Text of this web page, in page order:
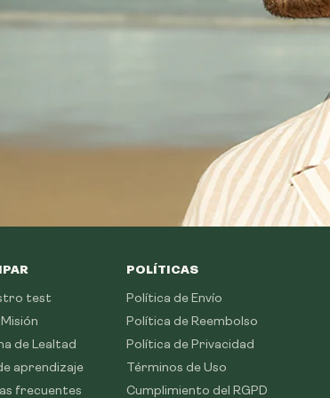
test
de Lealtad
aprendizaje
frecuentes
POLÍTICAS
Política de Envío
Política de Reembolso
Política de Privacidad
Términos de Uso
Cumplimiento del RGPD